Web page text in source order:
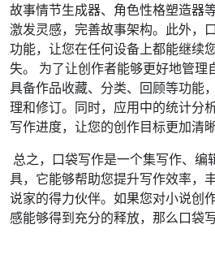
故事情节生成器、角色性格塑造器
激发灵感，完善故事架构。此外，
功能，让您在任何设备上都能继续
失。 为了让创作者能够更好地管理
具备作品收藏、分类、回顾等功能
理和修订。同时，应用中的统计分
写作进度，让您的创作目标更加清
总之，口袋写作是一个集写作、编
具，它能够帮助您提升写作效率，
说家的得力伙伴。如果您对小说创
感能够得到充分的释放，那么口袋